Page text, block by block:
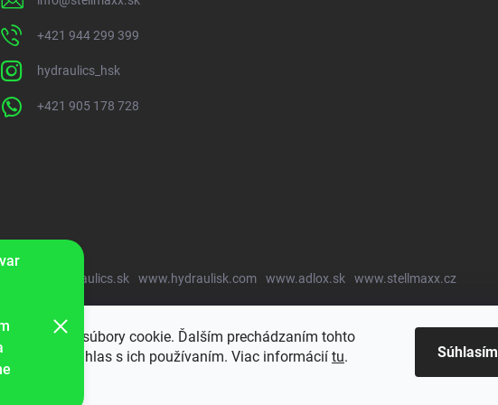
používa súbory cookie. Ďalším prechádzaním tohto
súhlas s ich používaním. Viac informácií tu. Súhlasím
+421 944 299 399
hydraulics_hsk
+421 905 178 728
www.hydraulics.sk www.hydraulisk.com www.adlox.sk www.stellmaxx.cz